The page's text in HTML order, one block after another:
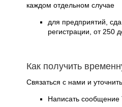
каждом отдельном случае
для предприятий,
регистрации, от 250
Как получить
Связаться с нами и
Написать